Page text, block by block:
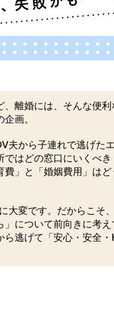
離婚には、そんな便
画。
夫から子連れで逃げた
ではどの窓口にいく
」と「婚姻費用」は
大変です。だからこそ
について前向きに考え
逃げて「安心・安全